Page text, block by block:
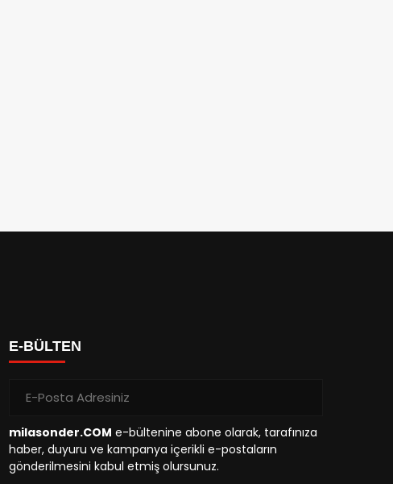
E-BÜLTEN
milasonder.COM e-bültenine abone olarak, tarafınıza
haber, duyuru ve kampanya içerikli e-postaların
gönderilmesini kabul etmiş olursunuz.